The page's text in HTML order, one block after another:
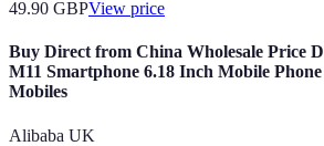
49.90 GBPView price
Buy Direct from China Wholesale Price
M11 Smartphone 6.18 Inch Mobile
Mobiles
Alibaba UK